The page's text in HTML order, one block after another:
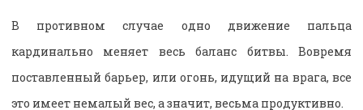
В противном случае одно движение пальца
кардинально меняет весь баланс битвы. Вовремя
поставленный барьер, или огонь, идущий на врага, все
это имеет немалый вес, а значит, весьма продуктивно.